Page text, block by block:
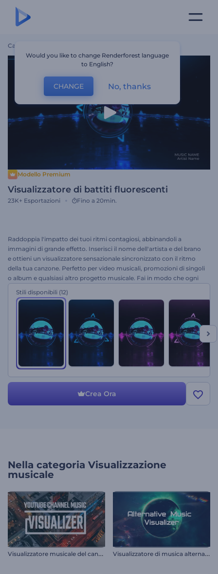
Casa
Modello Premium
Visualizzatore di battiti fluorescenti
23K+ Esportazioni Fino a 20min.
Raddoppia l'impatto dei tuoi ritmi contagiosi, abbinandoli a
immagini di grande effetto. Inserisci il nome dell'artista e del brano
e ottieni un visualizzatore sensazionale sincronizzato con il ritmo
della tua canzone. Perfetto per video musicali, promozioni di singoli
o album e qualsiasi altro progetto musicale. Fai in modo che ogni
stesso!
Stili disponibili (12)
Crea Ora
Nella categoria Visualizzazione
musicale
V
isualizzatore musicale del canale YouTube V
isualizzatore di musica alternativa
Would you like to change Renderforest language
to English?
CHANGE No, thanks